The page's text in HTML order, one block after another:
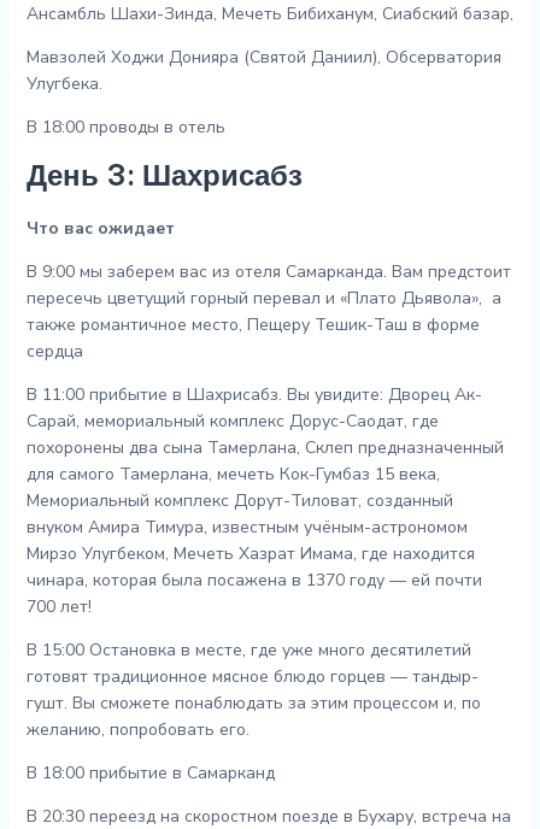
Ансамбль Шахи-Зинда, Мечеть Бибиханум, Сиабский базар,
Мавзолей Ходжи Донияра (Святой Даниил), Обсерватория
Улугбека.
В 18:00 проводы в отель
День 3: Шахрисабз
Что вас ожидает
В 9:00 мы заберем вас из отеля Самарканда. Вам предстоит
пересечь цветущий горный перевал и «Плато Дьявола», а
также романтичное место, Пещеру Тешик-Таш в форме
сердца
В 11:00 прибытие в Шахрисабз. Вы увидите: Дворец Ак-
Сарай, мемориальный комплекс Дорус-Саодат, где
похоронены два сына Тамерлана, Склеп предназначенный
для самого Тамерлана, мечеть Кок-Гумбаз 15 века,
Мемориальный комплекс Дорут-Тиловат, созданный
внуком Амира Тимура, известным учёным-астрономом
Мирзо Улугбеком, Мечеть Хазрат Имама, где находится
чинара, которая была посажена в 1370 году — ей почти
700 лет!
В 15:00 Остановка в месте, где уже много десятилетий
готовят традиционное мясное блюдо горцев — тандыр-
гушт. Вы сможете понаблюдать за этим процессом и, по
желанию, попробовать его.
В 18:00 прибытие в Самарканд
В 20:30 переезд на скоростном поезде в Бухару, встреча на